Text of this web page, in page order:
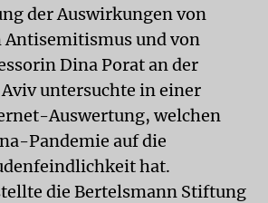
der Auswirkungen von
Antisemitismus und von
Dina Porat an der
untersuchte in einer
Auswertung, welchen
Pandemie auf die
hat.
die Bertelsmann Stiftung